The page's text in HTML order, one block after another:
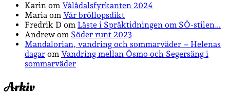
Karin om Vålådalsfyrkanten 2024
Maria om Vår bröllopsdikt
Fredrik D om Läste i Språktidningen om SÖ-stilen…
Andrew om Söder runt 2023
Mandalorian, vandring och sommarväder – Helenas
dagar om Vandring mellan Ösmo och Segersäng i
sommarväder
Arkiv